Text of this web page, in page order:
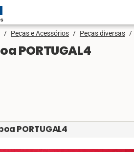
/ Peças e Acessórios / Peças diversas /
PORTUGAL4
PORTUGAL4